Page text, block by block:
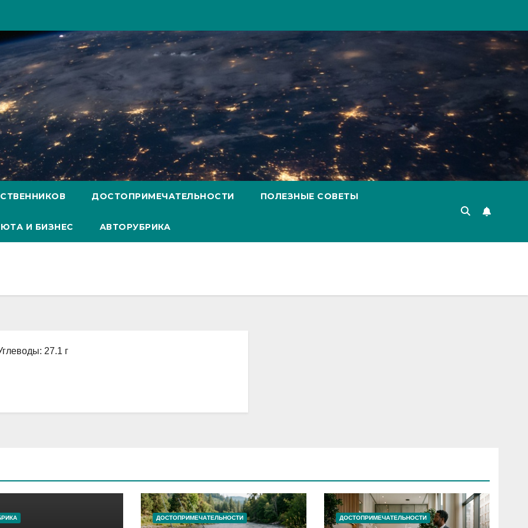
ДОСТОПРИМЕЧАТЕЛЬНОСТИ ПОЛЕЗНЫЕ СОВЕТЫ
И БИЗНЕС АВТОРУБРИКА
27.1 г
ДОСТОПРИМЕЧАТЕЛЬНОСТИ ДОСТОПРИМЕЧАТЕЛЬНОСТИ